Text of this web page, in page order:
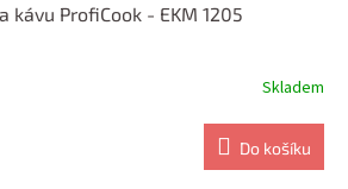
kávu ProfiCook - EKM 1205
Skladem
Do košíku